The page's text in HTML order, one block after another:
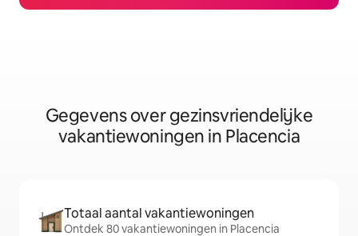
Gegevens over gezinsvriendelijke
vakantiewoningen in Placencia
Totaal aantal vakantiewoningen
Ontdek 80 vakantiewoningen in Placencia